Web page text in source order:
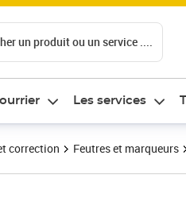
un produit ou un service ....
Les services
correction Feutres et marqueurs